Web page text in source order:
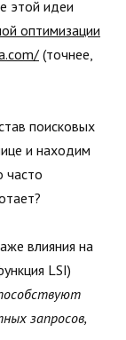
этой идеи
оптимизации
(точнее,
поисковых
и находим
часто
влияния на
LSI)
запросов,